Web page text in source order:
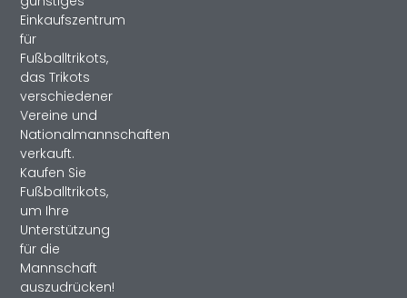
Einkaufszentrum
für
Fußballtrikots,
das Trikots
verschiedener
Vereine und
Nationalmannschaften
verkauft.
Kaufen Sie
Fußballtrikots,
um Ihre
Unterstützung
für die
Mannschaft
auszudrücken!